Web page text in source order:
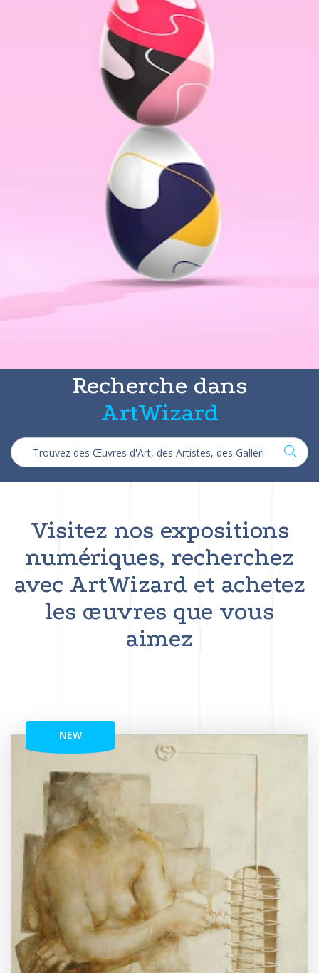
Recherche dans
ArtWizard
Visitez nos expositions
numériques, recherchez
avec ArtWizard et achetez
les œuvres que vous
aimez
NEW